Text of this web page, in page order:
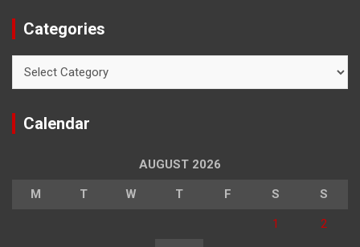
Categories
Calendar
AUGUST 2026
M T W T F S S
1 2